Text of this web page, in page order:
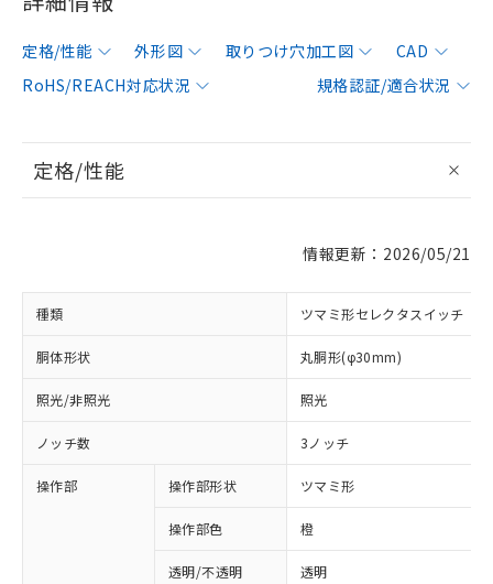
定格/性能 外形図 取りつけ穴加工図
CAD
RoHS/REACH対応状況
規格認証/適合状況
定格/性能
情報更新：2026/05/21
種類 ツマミ形セレクタスイッチ
胴体形状 丸胴形(φ30mm)
照光/非照光 照光
ノッチ数 3ノッチ
操作部 操作部形状 ツマミ形
操作部色 橙
透明/不透明 透明